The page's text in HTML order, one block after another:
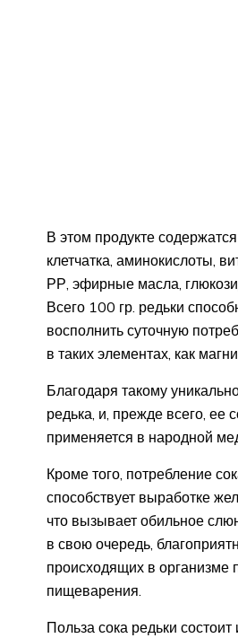
В этом продукте
клетчатка, аминокислоты,
РР, эфирные масла,
Всего 100 гр. редьки
восполнить суточную
в таких элементах, как
Благодаря такому
редька, и, прежде всего, ее
применяется в народной
Кроме того, потребление
способствует выработке
что вызывает обильное
в свою очередь,
происходящих в организме
пищеварения.
Польза сока редьки состоит